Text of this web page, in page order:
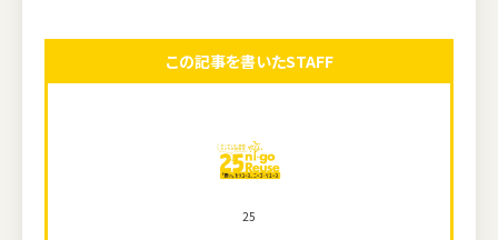
この記事を書いたSTAFF
25